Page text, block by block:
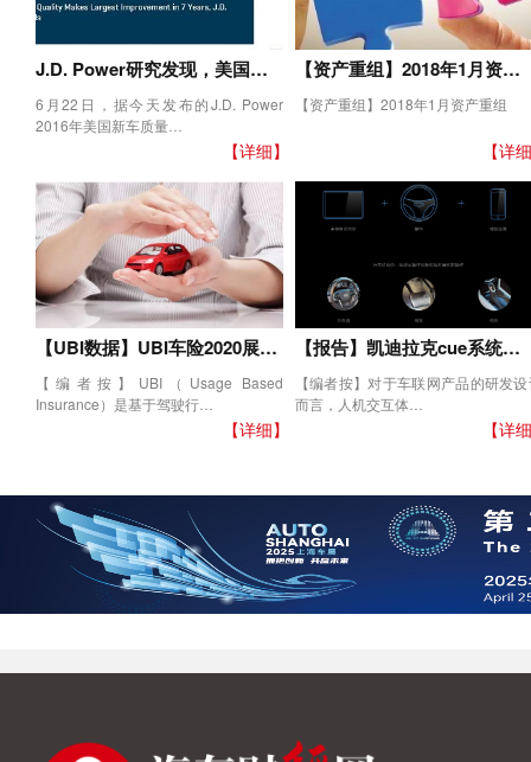
J.D. Power研究发现，美国…
6月22日，据今天发布的J.D. Power
2016年美国新车质量…
【详细】
【资产重组】2018年1月资…
【资产重组】2018年1月资产重组
【详
【UBI数据】UBI车险2020展…
【编者按】UBI（Usage Based
Insurance）是基于驾驶行…
【详细】
【报告】凯迪拉克cue系统…
【编者按】对于车联网产品的研发
而言，人机交互体…
【详